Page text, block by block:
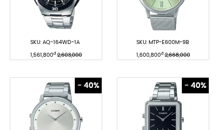
SKU:AQ-164WD-1A
1,561,800đ 2,603,000
SKU:MTP-E600M-9B
1,600,800đ 2,668,000
- 40% - 40%